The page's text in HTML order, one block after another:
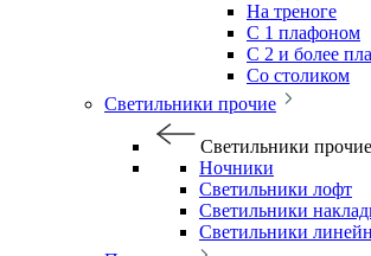
На треноге
С 1 плафоном
С 2 и более
Со столиком
Светильники прочие
Светильники прочие
Ночники
Светильники лофт
Светильники
Светильники